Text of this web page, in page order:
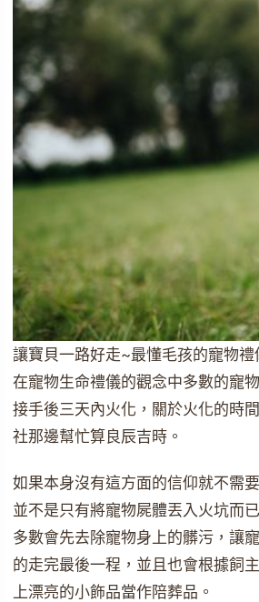
讓寶貝一路好走~最懂毛孩的寵物禮
在寵物生命禮儀的觀念中多數的寵
接手後三天內火化，關於火化的時
社那邊幫忙算良辰吉時。
如果本身沒有這方面的信仰就不需
並不是只有將寵物屍體丟入火坑而
多數會先去除寵物身上的髒污，讓
的走完最後一程，並且也會根據飼
上漂亮的小飾品當作陪葬品。